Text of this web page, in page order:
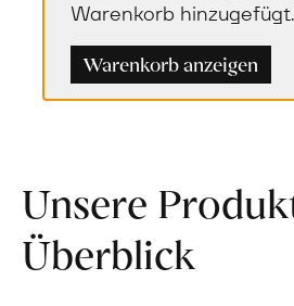
Warenkorb hinzugefügt.
Warenkorb anzeigen
Unsere
Überblick